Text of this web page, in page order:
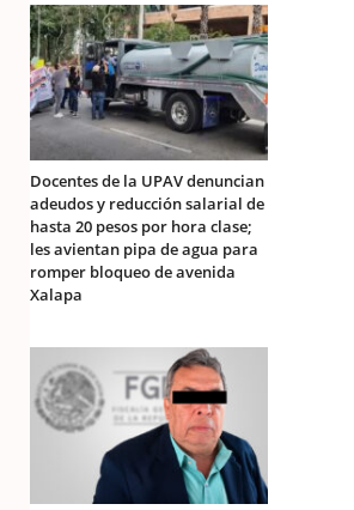
Docentes de la UPAV denuncian
adeudos y reducción salarial de
hasta 20 pesos por hora clase;
les avientan pipa de agua para
romper bloqueo de avenida
Xalapa